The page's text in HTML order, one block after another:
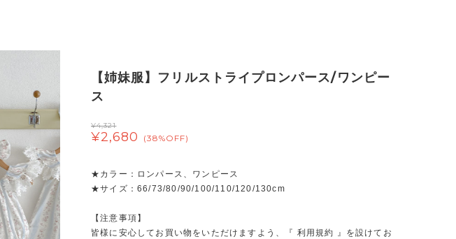
【姉妹服】フリルストライプロンパース/ワンピー
ス
¥4,321
¥2,680 (38%OFF)
★カラー：ロンパース、ワンピース
★サイズ：66/73/80/90/100/110/120/130cm
【注意事項】
皆様に安心してお買い物をいただけますよう、『 利用規約 』を設けてお